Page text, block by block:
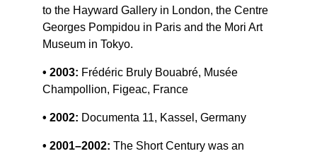
to the Hayward Gallery in London, the Centre
Georges Pompidou in Paris and the Mori Art
Museum in Tokyo.
• 2003: Frédéric Bruly Bouabré, Musée
Champollion, Figeac, France
• 2002: Documenta 11, Kassel, Germany
• 2001–2002: The Short Century was an